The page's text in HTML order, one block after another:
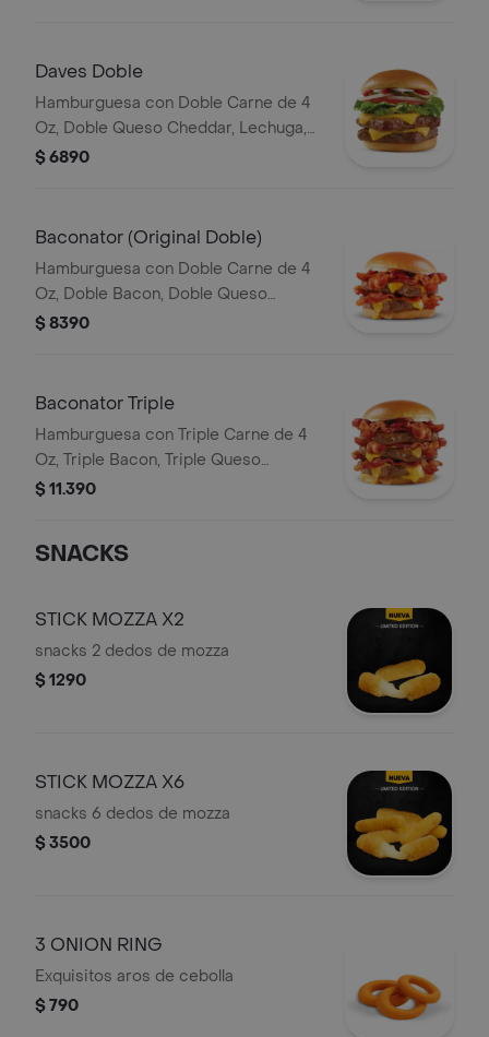
Daves Doble
Hamburguesa con Doble Carne de 4
Oz, Doble Queso Cheddar, Lechuga,
Tomate, Pepinillos, Cebolla, Mayonesa,
$ 6890
Baconator (Original Doble)
Hamburguesa con Doble Carne de 4
Oz, Doble Bacon, Doble Queso
Cheddar, Mayonesa, Ketchup
$ 8390
Baconator Triple
Hamburguesa con Triple Carne de 4
Oz, Triple Bacon, Triple Queso
Cheddar, Mayonesa, Ketchup
$ 11.390
SNACKS
STICK MOZZA X2
snacks 2 dedos de mozza
$ 1290
STICK MOZZA X6
snacks 6 dedos de mozza
$ 3500
3 ONION RING
Exquisitos aros de cebolla
$ 790